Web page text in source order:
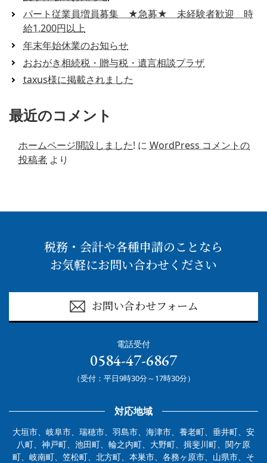
パート従業員増員募集 ★急募★ 未経験者歓迎 時
給1,200円以上
年末年始休業のお知らせ
おおがき相続税・贈与税・遺言相談プラザ
taxus様に掲載されました
最近のコメント
ホームページ開設しました! に WordPress コメントの
投稿者 より
税務・会計や各種申請のことなら
お気軽にお問い合わせください
お問い合わせフォーム
電話受付
0584-47-6867
（受付：平日9時30分～17時30分）
対応地域
大垣市、岐阜市、瑞穂市、羽島市、海津市、養老町、垂井町、安
八町、神戸町、池田町、輪之内町、大野町、揖斐川町、関ケ原
町、岐南町、笠松町、北方町、本巣市、各務ヶ原市、山県市、そ